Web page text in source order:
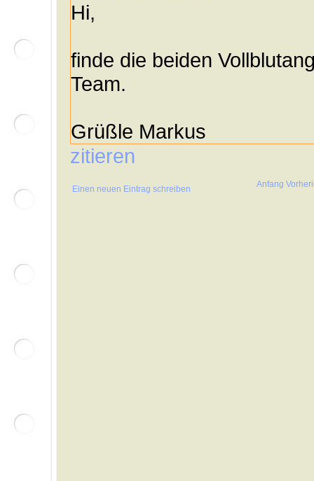
Hi,
finde die beiden
Team.
Grüßle Markus
zitieren
Einen neuen Eintrag schreiben Anfang